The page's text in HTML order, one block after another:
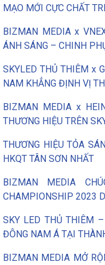
MẠO MỚI CỰC CHẤT
BIZMAN MEDIA x
ÁNH SÁNG – CHINH
SKYLED THỦ THIÊM x
NAM KHẲNG ĐỊNH VỊ
BIZMAN MEDIA x
THƯƠNG HIỆU TRÊN
THƯƠNG HIỆU TỎA
HKQT TÂN SƠN NHẤT
BIZMAN MEDIA
CHAMPIONSHIP 2023
SKY LED THỦ THIÊM
ĐÔNG NAM Á TẠI
BIZMAN MEDIA MỞ